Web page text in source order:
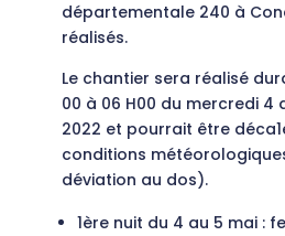
départementale 240 à
réalisés.
Le chantier sera réalisé
00 à 06 H00 du mercredi 4
2022 et pourrait être
conditions
déviation au dos).
1ère nuit du 4 au 5 mai :